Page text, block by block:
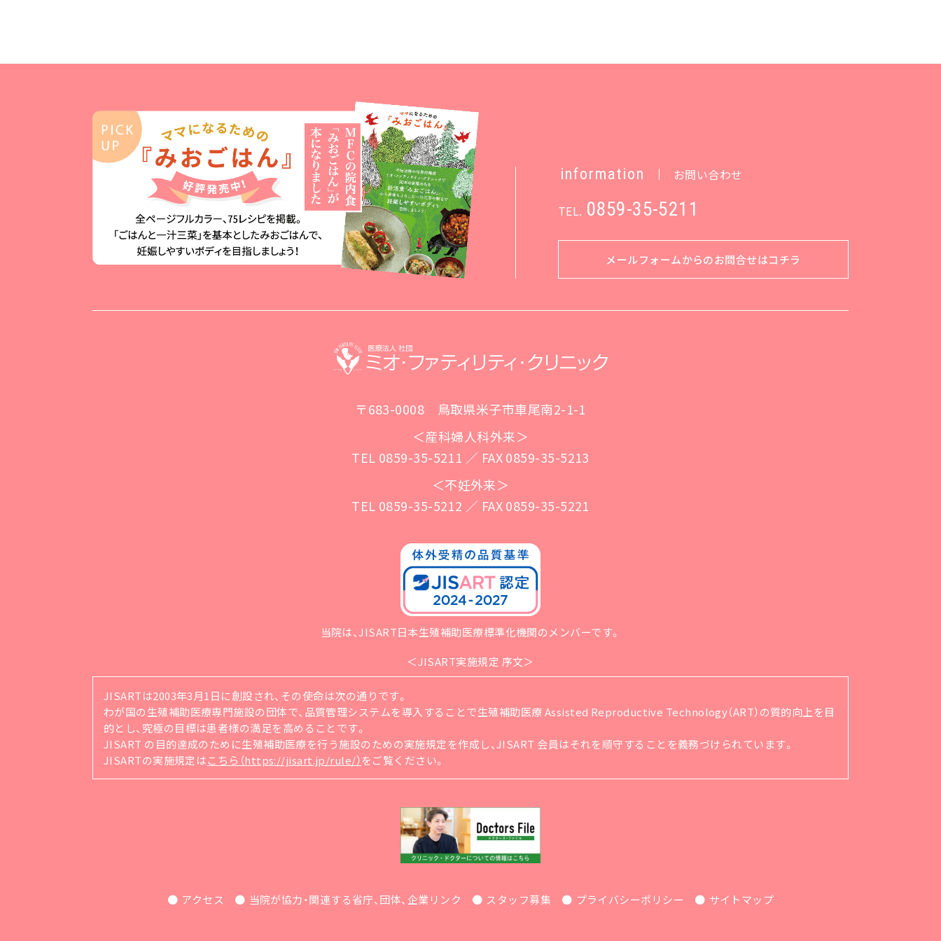
information お問い合わせ
TEL. 0859-35-5211
メールフォームからのお問合せはコチラ
〒683-0008 鳥取県米子市車尾南2-1-1
＜産科婦人科外来＞
TEL 0859-35-5211 ／ FAX 0859-35-5213
＜不妊外来＞
TEL 0859-35-5212 ／ FAX 0859-35-5221
当院は、JISART日本生殖補助医療標準化機関のメンバーです。
＜JISART実施規定 序文＞
JISARTは2003年3月1日に創設され、その使命は次の通りです。
わが国の生殖補助医療専門施設の団体で、品質管理システムを導入することで生殖補助医療 Assisted Reproductive Technology（ART）の質的向上を目
的とし、究極の目標は患者様の満足を高めることです。
JISART の目的達成のために生殖補助医療を行う施設のための実施規定を作成し、JISART 会員はそれを順守することを義務づけられています。
JISARTの実施規定はこちら（https://jisart.jp/rule/）をご覧ください。
アクセス 当院が協力・関連する省庁、団体、企業リンク スタッフ募集 プライバシーポリシー サイトマップ